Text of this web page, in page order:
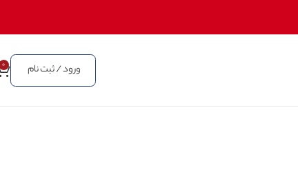
ورود / ثبت نام 0